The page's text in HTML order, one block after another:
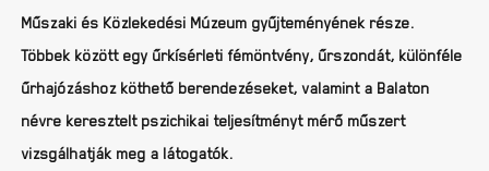
Műszaki és Közlekedési Múzeum gyűjteményének része.
Többek között egy űrkísérleti fémöntvény, űrszondát, különféle
űrhajózáshoz köthető berendezéseket, valamint a Balaton
névre keresztelt pszichikai teljesítményt mérő műszert
vizsgálhatják meg a látogatók.